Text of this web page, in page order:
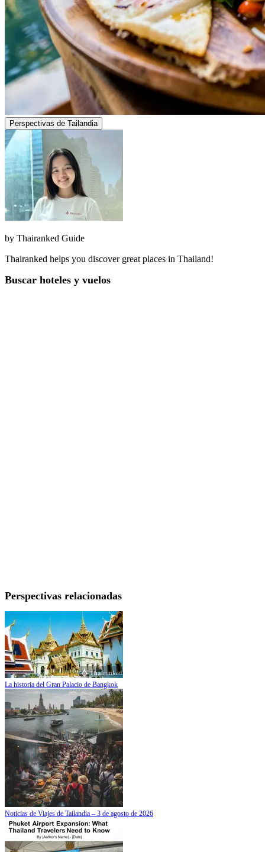
Perspectivas de Tailandia
by Thairanked Guide
Thairanked helps you discover great places in Thailand!
Buscar hoteles y vuelos
Perspectivas relacionadas
La historia del Gran Palacio de Bangkok
Noticias de Viajes de Tailandia – 3 de agosto de 2026